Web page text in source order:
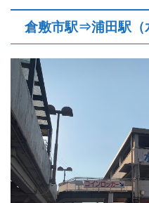
倉敷市駅⇒浦田駅（